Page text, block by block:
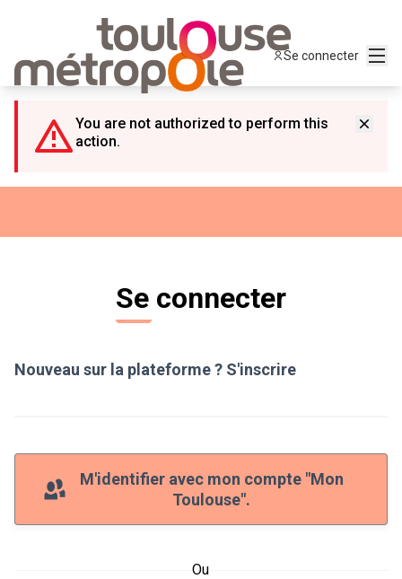
Se connecter
You are not authorized to perform this
action.
Se connecter
Nouveau sur la plateforme ? S'inscrire
M'identifier avec mon compte "Mon
Toulouse".
Ou